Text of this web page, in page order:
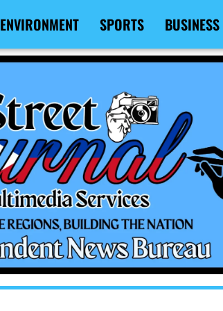
ENVIRONMENT SPORTS BUSINESS